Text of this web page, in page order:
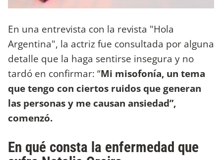
En una entrevista con la revista "Hola
Argentina", la actriz fue consultada por alguna
detalle que la haga sentirse insegura y no
tardó en confirmar: “Mi misofonía, un tema
que tengo con ciertos ruidos que generan
las personas y me causan ansiedad”,
comenzó.
En qué consta la enfermedad que